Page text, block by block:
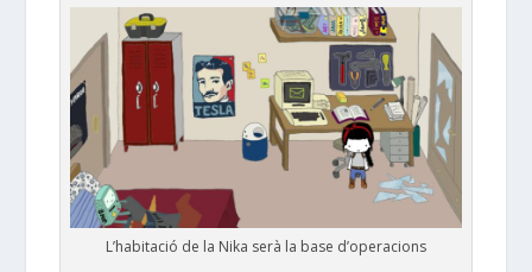
L’habitació de la Nika serà la base d’operacions